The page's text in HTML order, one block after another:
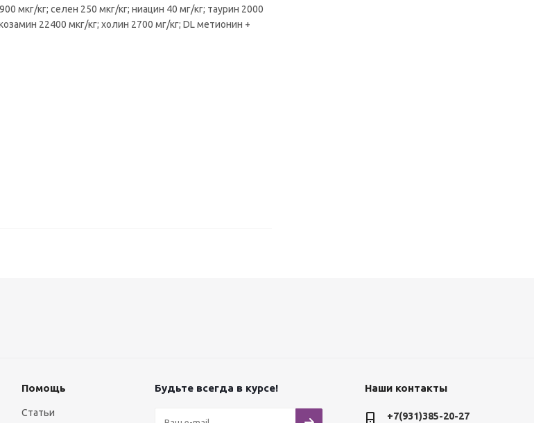
мкг/кг; селен 250 мкг/кг; ниацин 40 мг/кг; таурин 2000
22400 мкг/кг; холин 2700 мг/кг; DL метионин +
Помощь
Статьи
Будьте всегда в курсе! Наши контакты
+7(931)385-20-27